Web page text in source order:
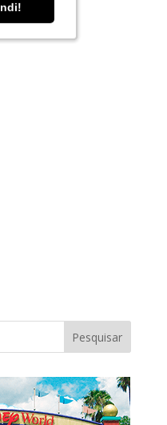
Pesquisar